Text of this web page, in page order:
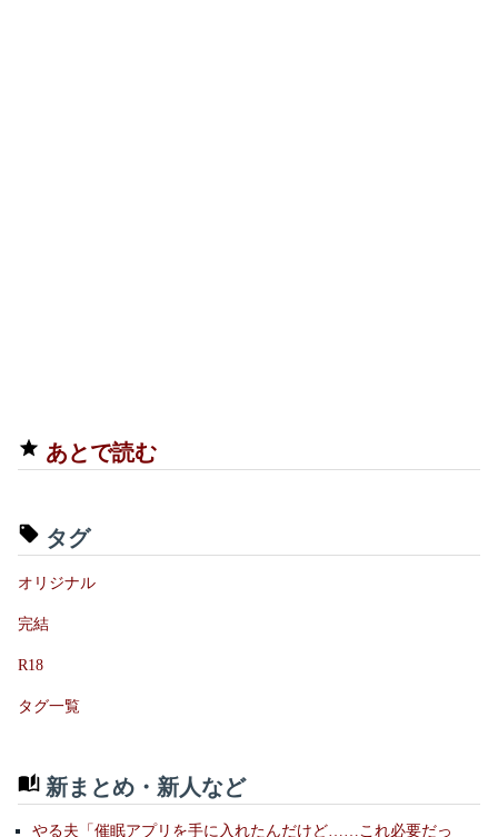
あとで読む
タグ
オリジナル
完結
R18
タグ一覧
新まとめ・新人など
やる夫「催眠アプリを手に入れたんだけど……これ必要だっ